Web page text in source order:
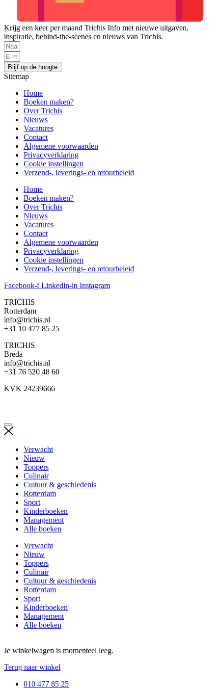
Krijg een keer per maand Trichis Info met nieuwe uitgaven,
inspiratie, behind-the-scenes en nieuws van Trichis.
Blijf op de hoogte
Sitemap
Home
Boeken maken?
Over Trichis
Nieuws
Vacatures
Contact
Algemene voorwaarden
Privacyverklaring
Cookie instellingen
Verzend-, leverings- en retourbeleid
Home
Boeken maken?
Over Trichis
Nieuws
Vacatures
Contact
Algemene voorwaarden
Privacyverklaring
Cookie instellingen
Verzend-, leverings- en retourbeleid
Facebook-f Linkedin-in Instagram
TRICHIS
Rotterdam
info@trichis.nl
+31 10 477 85 25
TRICHIS
Breda
info@trichis.nl
+31 76 520 48 60
KVK 24239666
Verwacht
Nieuw
Toppers
Culinair
Cultuur & geschiedenis
Rotterdam
Sport
Kinderboeken
Management
Alle boeken
Verwacht
Nieuw
Toppers
Culinair
Cultuur & geschiedenis
Rotterdam
Sport
Kinderboeken
Management
Alle boeken
Je winkelwagen is momenteel leeg.
Terug naar winkel
010 477 85 25